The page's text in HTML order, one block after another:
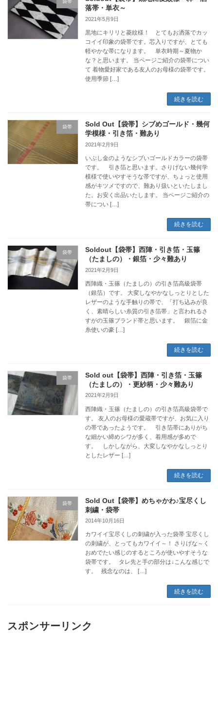
袋帯
落帯・単衣～
2021年5月9日
黒地にキリリと菱紋様！ とてもお洒落でカッ
コイイ印象の袋帯です。芯入りですが、とても
軽やかな帯になります。 単衣時期～夏物か
な？と思います。 当ページご紹介の袋帯につい
て 着物愛好家である友人のお母様の袋帯です。
使用季節 […]
続きを読む
袋帯
Sold Out【袋帯】シブめゴールド・幾何
学模様・引き箔・難あり
2021年2月9日
いぶし金のようなシブいゴールドカラーの袋帯
です。 引き箔と思います。さりげない幾何学
模様で使いやすそうな帯ですが、ちょっと使用
感がキツメですので、難あり扱いといたしまし
た。お安く出品いたします。 当ページご紹介の
帯につい […]
続きを読む
袋帯
Soldout【袋帯】西陣・引き箔・玉篠
（たましの）・銀箔・少々難あり
2021年2月9日
西陣織・玉篠（たましの）の引き箔高級袋帯
（銀箔）です。 大変しなやかなしっとりとした
レザーのような手触りの帯で、「打ち込みが良
く、素晴らしい糸質の引き箔帯」と言われるさ
すがの玉篠ブランド帯と思います。 銀箔に金
糸使いの豪 […]
続きを読む
袋帯
Sold out【袋帯】西陣・引き箔・玉篠
（たましの）・更紗柄・少々難あり
2021年2月9日
西陣織・玉篠（たましの）の引き箔高級袋帯で
す。 友人のお母様の愛蔵帯ですが、お気に入り
の帯であったようです。 引き箔帯にありがち
な細かい締めシワが多く、着用感が多めで
す。 しかしながら、大変しなやかなしっとり
としたレザー […]
続きを読む
袋帯
Sold Out【袋帯】めちゃかわ♪宝尽くし
刺繍・袋帯
2014年10月16日
カワイイ宝尽くしの刺繍が入った袋帯 宝尽くし
の刺繍が、とってもカワイイ～！ さりげな～く
おめでたい感じのするところが使いやすそうな
袋帯です。 タレ先と手の部分は↓こんな感じで
す。 残念なのは、 […]
続きを読む
スポンサーリンク